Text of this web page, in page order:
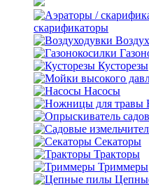
скарификаторы
Кусторезы
Насосы
Секаторы
Тракторы
Триммеры